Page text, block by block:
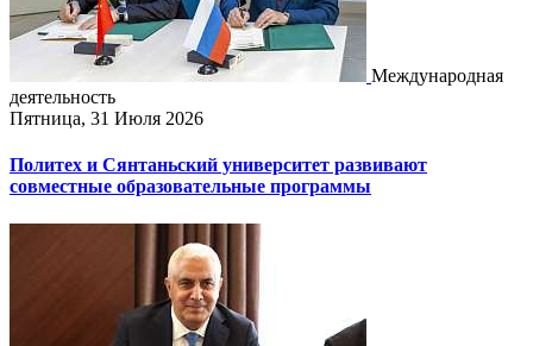
Международная
деятельность
Пятница, 31 Июля 2026
Политех и Сянтаньский университет развивают
совместные образовательные программы